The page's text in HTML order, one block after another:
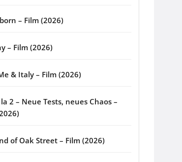
– Film (2026)
– Film (2026)
& Italy – Film (2026)
2 – Neue Tests, neues Chaos –
of Oak Street – Film (2026)